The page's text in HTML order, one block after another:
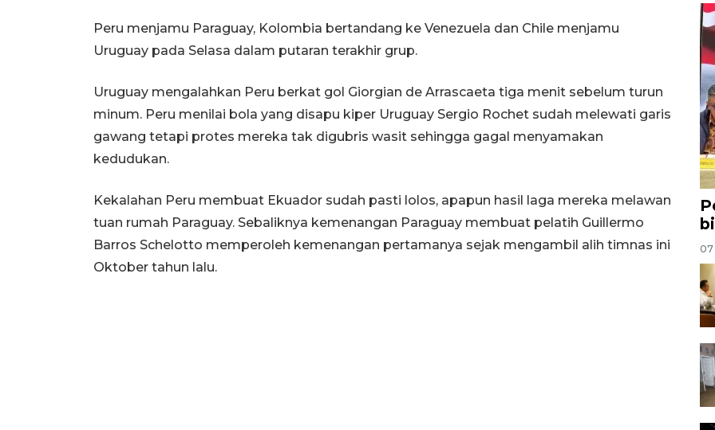
Peru menjamu Paraguay, Kolombia bertandang ke Venezuela dan Chile menjamu
Uruguay pada Selasa dalam putaran terakhir grup.
Uruguay mengalahkan Peru berkat gol Giorgian de Arrascaeta tiga menit sebelum turun
minum. Peru menilai bola yang disapu kiper Uruguay Sergio Rochet sudah melewati garis
gawang tetapi protes mereka tak digubris wasit sehingga gagal menyamakan
kedudukan.
Kekalahan Peru membuat Ekuador sudah pasti lolos, apapun hasil laga mereka melawan
tuan rumah Paraguay. Sebaliknya kemenangan Paraguay membuat pelatih Guillermo
Barros Schelotto memperoleh kemenangan pertamanya sejak mengambil alih timnas ini
Oktober tahun lalu.
07